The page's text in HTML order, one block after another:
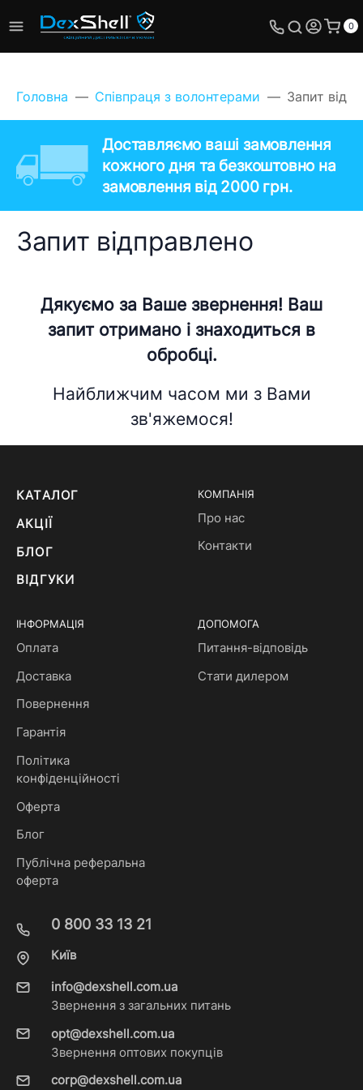
0
Головна Співпраця з волонтерами Запит
Доставляємо ваші замовлення
кожного дня та безкоштовно на
замовлення від 2000 грн.
Запит відправлено
Дякуємо за Ваше звернення! Ваш
запит отримано і знаходиться в
обробці.
Найближчим часом ми з Вами
зв'яжемося!
КАТАЛОГ
АКЦІЇ
БЛОГ
ВІДГУКИ
КОМПАНІЯ
Про нас
Контакти
ІНФОРМАЦІЯ
Оплата
Доставка
Повернення
Гарантія
Політика
конфіденційності
Оферта
Блог
Публічна реферальна
оферта
ДОПОМОГА
Питання-відповідь
Стати дилером
0 800 33 13 21
Київ
info@dexshell.com.ua
Звернення з загальних питань
opt@dexshell.com.ua
Звернення оптових покупців
corp@dexshell.com.ua